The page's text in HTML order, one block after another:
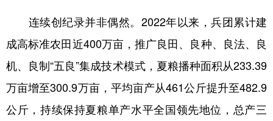
连续创纪录并非偶然。2022年以来，兵团累计建
成高标准农田近400万亩，推广良田、良种、良法、良
机、良制“五良”集成技术模式，夏粮播种面积从233.39
万亩增至300.9万亩，平均亩产从461公斤提升至482.9
公斤，持续保持夏粮单产水平全国领先地位，总产三